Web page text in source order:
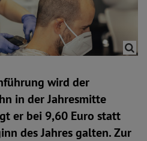
wird der
in der Jahresmitte
er bei 9,60 Euro statt
des Jahres galten. Zur